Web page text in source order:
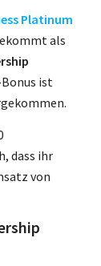
Platinum
als
ist
dass ihr
von